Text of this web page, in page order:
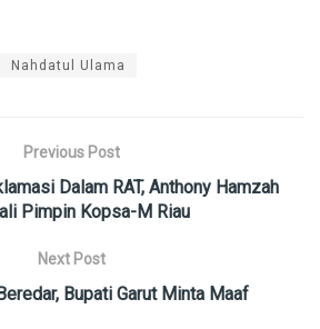
Nahdatul Ulama
Previous Post
Dalam RAT, Anthony Hamzah
Pimpin Kopsa-M Riau
Next Post
Bupati Garut Minta Maaf